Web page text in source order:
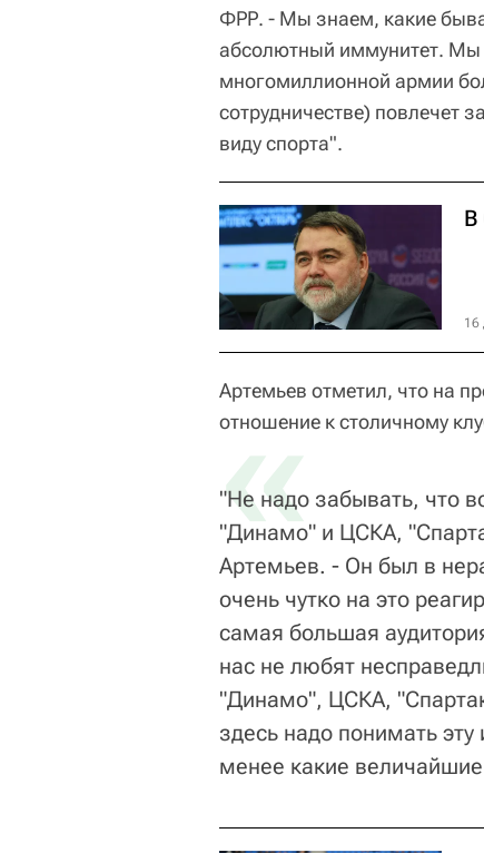
ФРР. - Мы знаем, какие
абсолютный иммунитет. Мы
многомиллионной армии
сотрудничестве) повлечет
виду спорта".
В
16
Артемьев отметил, что на
отношение к столичному
«
"Не надо забывать, что
"Динамо" и ЦСКА,
Артемьев. - Он был в
очень чутко на это
самая большая
нас не любят
"Динамо", ЦСКА,
здесь надо понимать
менее какие